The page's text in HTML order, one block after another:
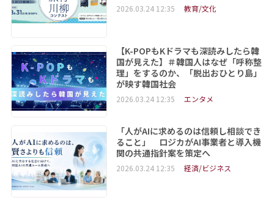
2026.03.24 12:35 教育/文化
【K-POPもKドラマも深読みしたら韓
国が見えた】＃韓国人はなぜ「呼称整
理」をするのか、「脱出おひとり島」
が映す韓国社会
2026.03.24 12:35 エンタメ
「人がAIに求めるのは信頼し相談でき
ること」 ロジカがAI事業者と導入機
関の共通指針案を策定へ
2026.03.24 12:35 経済/ビジネス